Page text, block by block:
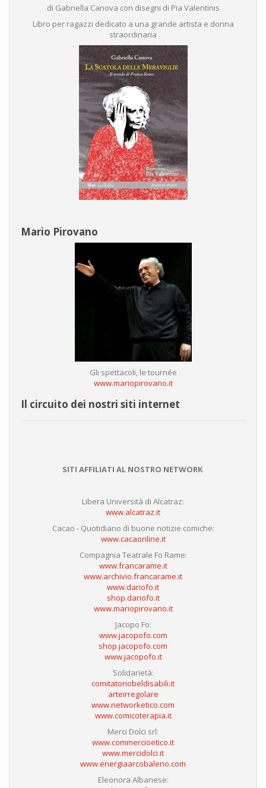
di Gabriella Canova con disegni di Pia Valentinis
Libro per ragazzi dedicato a una grande artista e donna
straordinaria
Mario Pirovano
Gli spettacoli, le tournée
www.mariopirovano.it
Il circuito dei nostri siti internet
SITI AFFILIATI AL NOSTRO NETWORK
Libera Università di Alcatraz:
www.alcatraz.it
Cacao - Quotidiano di buone notizie comiche:
www.cacaonline.it
Compagnia Teatrale Fo Rame:
www.francarame.it
www.archivio.francarame.it
www.dariofo.it
shop.dariofo.it
www.mariopirovano.it
Jacopo Fo:
www.jacopofo.com
shop.jacopofo.com
www.jacopofo.it
Solidarietà:
comitatonobeldisabili.it
arteirregolare
www.networketico.com
www.comicoterapia.it
Merci Dolci srl:
www.commercioetico.it
www.mercidolci.it
www.energiaarcobaleno.com
Eleonora Albanese: